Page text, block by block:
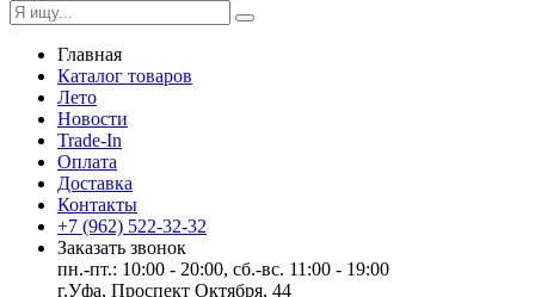
Главная
Каталог товаров
Лето
Новости
Trade-In
Оплата
Доставка
Контакты
+7 (962) 522-32-32
Заказать звонок
пн.-пт.: 10:00 - 20:00, сб.-вс. 11:00 - 19:00
г.Уфа, Проспект Октября, 44